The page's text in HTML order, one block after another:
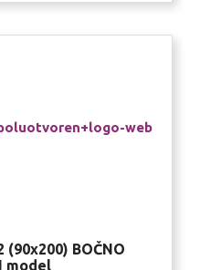
(90x200) BOČNO
model